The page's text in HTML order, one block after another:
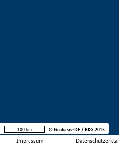
Impressum
100 km © Geobasis-DE / BKG 2015